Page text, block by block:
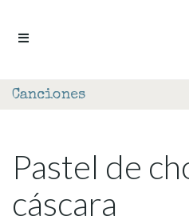
Canciones
Pastel de
cáscara